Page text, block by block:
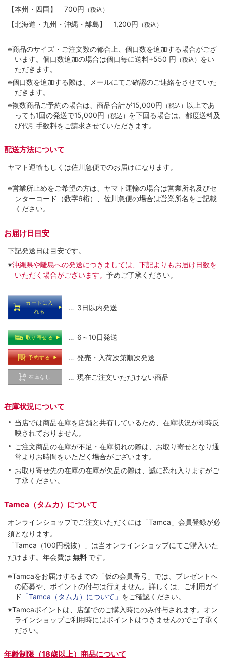
【本州・四国】 700円 （税込）
【北海道・九州・沖縄・離島】 1,200円 （税込）
※商品のサイズ・ご注文数の都合上、個口数を追加する場合がござ
います。個口数追加の場合は個口毎に送料+550 円 （税込） をい
ただきます。
※個口数を追加する際は、メールにてご確認のご連絡をさせていた
だきます。
※複数商品ご予約の場合は、商品合計が15,000円 （税込） 以上であ
っても1回の発送で15,000円 （税込） を下回る場合は、都度送料及
び代引手数料をご請求させていただきます。
配送方法について
ヤマト運輸もしくは佐川急便でのお届けになります。
※営業所止めをご希望の方は、ヤマト運輸の場合は営業所名及びセ
ンターコード（数字6桁）、佐川急便の場合は営業所名をご記載
ください。
お届け日目安
下記発送日は目安です。
※沖縄県や離島への発送につきましては、下記よりもお届け日数を
いただく場合がございます。 予めご了承ください。
カートに入
れる
… 3日以内発送
取り寄せる … 6～10日発送
予約する … 発売・入荷次第順次発送
在庫なし … 現在ご注文いただけない商品
在庫状況について
当店では商品在庫を店舗と共有しているため、在庫状況が即時反
映されておりません。
ご注文商品の在庫が不足・在庫切れの際は、お取り寄せとなり通
常よりお時間をいただく場合がございます。
お取り寄せ先の在庫の在庫が欠品の際は、誠に恐れ入りますがご
了承ください。
Tamca（タムカ）について
オンラインショップでご注⽂いただくには「Tamca」会員登録が必
須となります。
「Tamca （100円税抜）
」は当オンラインショップにてご購⼊いた
だけます。 年会費は 無料 です。
※Tamcaをお届けするまでの「仮の会員番号」では、プレゼントへ
の応募や、ポイントの付与は⾏えません。詳しくは、ご利⽤ガイ
ド 「Tamca（タムカ）について」 をご確認ください。
※Tamcaポイントは、店舗でのご購⼊時にのみ付与されます。オン
ラインショップご利用時にはポイントはつきませんのでご了承く
ださい。
年齢制限（18歳以上）商品について